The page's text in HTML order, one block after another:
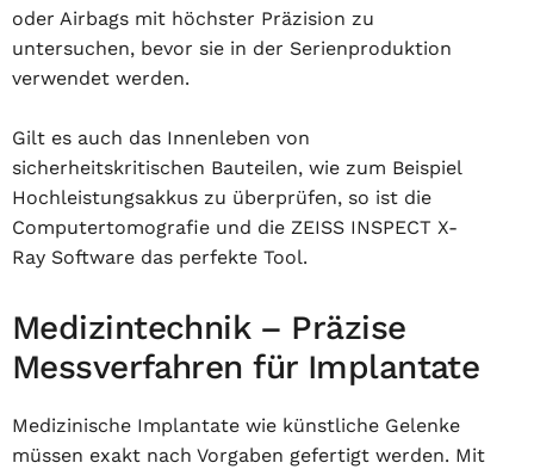
oder Airbags mit höchster Präzision zu
untersuchen, bevor sie in der Serienproduktion
verwendet werden.
Gilt es auch das Innenleben von
sicherheitskritischen Bauteilen, wie zum Beispiel
Hochleistungsakkus zu überprüfen, so ist die
Computertomografie und die ZEISS INSPECT X-
Ray Software das perfekte Tool.
Medizintechnik – Präzise
Messverfahren für Implantate
Medizinische Implantate wie künstliche Gelenke
müssen exakt nach Vorgaben gefertigt werden. Mit